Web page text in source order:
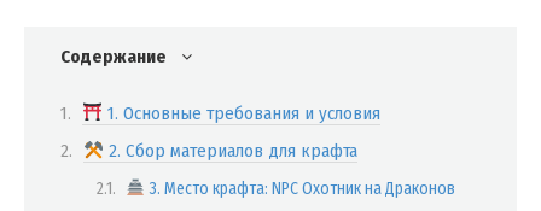
Содержание
1. Основные требования и условия
2. Сбор материалов для крафта
3. Место крафта: NPC Охотник на Драконов